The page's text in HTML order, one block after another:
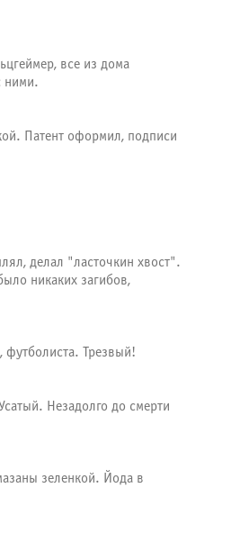
все из дома
ними.
Патент оформил, подписи
делал "ласточкин хвост".
никаких загибов,
футболиста. Трезвый!
Незадолго до смерти
зеленкой. Йода в